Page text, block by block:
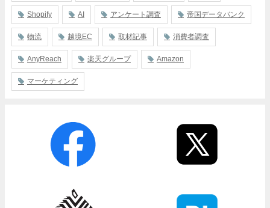
Shopify AI アンケート調査 帝国データバンク
物流 越境EC 取材記事 消費者調査
AnyReach 楽天グループ Amazon
マーケティング